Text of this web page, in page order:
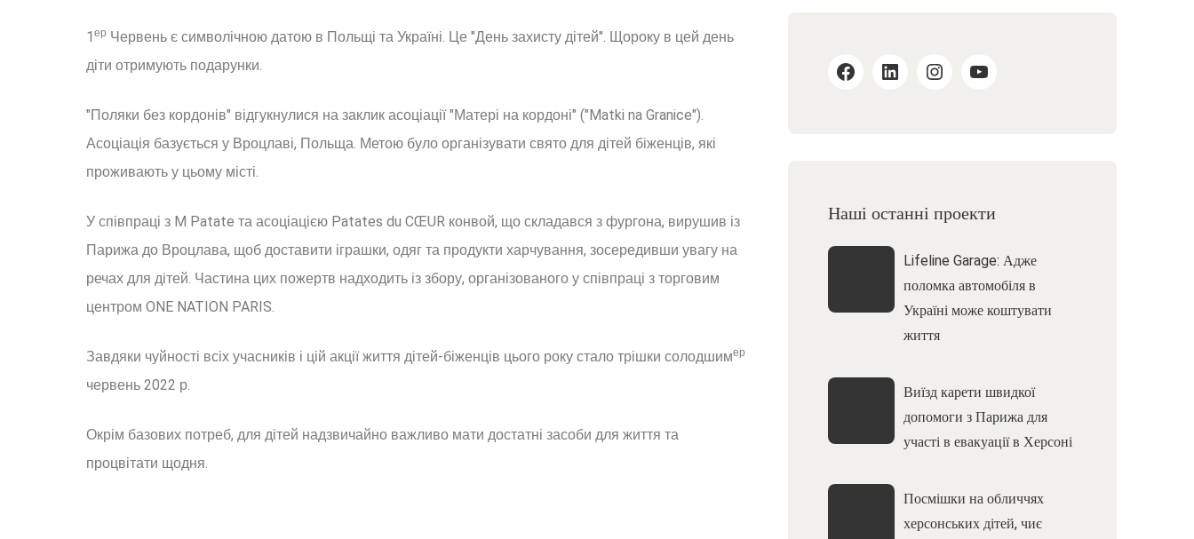
1 ер Червень є символічною датою в Польщі та Україні. Це "День захисту дітей". Щороку в цей день
діти отримують подарунки.
"Поляки без кордонів" відгукнулися на заклик асоціації "Матері на кордоні" ("Matki na Granice").
Асоціація базується у Вроцлаві, Польща. Метою було організувати свято для дітей біженців, які
проживають у цьому місті.
У співпраці з M Patate та асоціацією Patates du CŒUR конвой, що складався з фургона, вирушив із
Парижа до Вроцлава, щоб доставити іграшки, одяг та продукти харчування, зосередивши увагу на
речах для дітей. Частина цих пожертв надходить із збору, організованого у співпраці з торговим
центром ONE NATION PARIS.
Завдяки чуйності всіх учасників і цій акції життя дітей-біженців цього року стало трішки солодшимер
червень 2022 р.
Окрім базових потреб, для дітей надзвичайно важливо мати достатні засоби для життя та
процвітати щодня.
Наші останні проекти
Lifeline Garage: Адже
поломка автомобіля в
Україні може коштувати
життя
Виїзд карети швидкої
допомоги з Парижа для
участі в евакуації в Херсоні
Посмішки на обличчях
херсонських дітей, чиє